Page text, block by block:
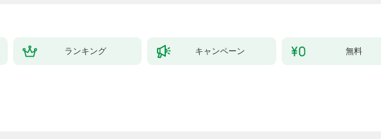
ランキング キャンペーン 無料